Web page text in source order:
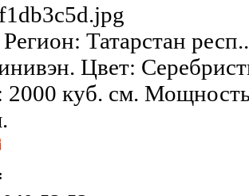
Регион: Татарстан
Цвет:
2000 куб. см.